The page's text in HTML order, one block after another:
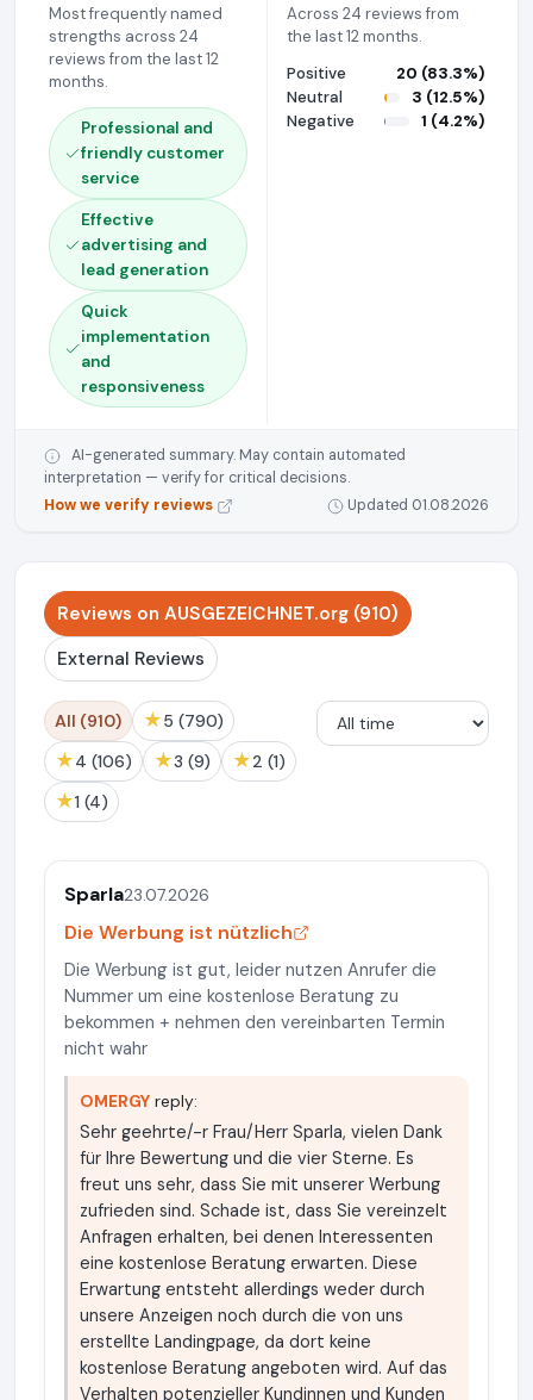
Most frequently named
strengths across 24
reviews from the last 12
months.
Professional and
friendly customer
service
Effective
advertising and
lead generation
Quick
implementation
and
responsiveness
Across 24 reviews from
the last 12 months.
Positive
20 (83.3%)
Neutral
3 (12.5%)
Negative
1 (4.2%)
AI-generated summary. May contain automated
interpretation — verify for critical decisions.
How we verify reviews
Updated 01.08.2026
Reviews on AUSGEZEICHNET.org (910)
External Reviews
All (910) ★ 5 (790)
★ 4 (106) ★ 3 (9) ★ 2 (1)
★ 1 (4)
Sparla23.07.2026
Die Werbung ist nützlich
Die Werbung ist gut, leider nutzen Anrufer die
Nummer um eine kostenlose Beratung zu
bekommen + nehmen den vereinbarten Termin
nicht wahr
OMERGY reply:
Sehr geehrte/-r Frau/Herr Sparla, vielen Dank
für Ihre Bewertung und die vier Sterne. Es
freut uns sehr, dass Sie mit unserer Werbung
zufrieden sind. Schade ist, dass Sie vereinzelt
Anfragen erhalten, bei denen Interessenten
eine kostenlose Beratung erwarten. Diese
Erwartung entsteht allerdings weder durch
unsere Anzeigen noch durch die von uns
erstellte Landingpage, da dort keine
kostenlose Beratung angeboten wird. Auf das
Verhalten potenzieller Kundinnen und Kunden